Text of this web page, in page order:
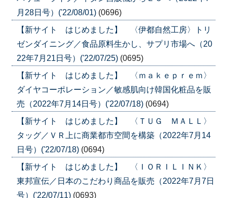
月28日号）('22/08/01) (0696)
【新サイト はじめました】 〈伊都自然工房〉トリ
ゼンダイニング／食品原料生かし、サプリ市場へ（20
22年7月21日号）('22/07/25) (0695)
【新サイト はじめました】 〈ｍａｋｅｐｒｅｍ〉
ダイヤコーポレーション／敏感肌向け韓国化粧品を販
売（2022年7月14日号）('22/07/18) (0694)
【新サイト はじめました】 〈ＴＵＧ ＭＡＬＬ〉
タッグ／ＶＲ上に商業都市空間を構築（2022年7月14
日号）('22/07/18) (0694)
【新サイト はじめました】 〈ＩＯＲＩＬＩＮＫ〉
東邦宣伝／日本のこだわり商品を販売（2022年7月7日
号）('22/07/11) (0693)